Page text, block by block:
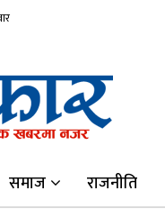
समाज राजनीति